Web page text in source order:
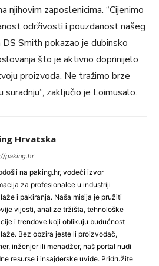
njihovim zaposlenicima. “Cijenimo
održivosti i pouzdanost našeg
Smith pokazao je dubinsko
što je aktivno doprinijelo
proizvoda. Ne tražimo brze
zaključio je Loimusalo.
Hrvatska
paking.hr
na paking.hr, vodeći izvor
za profesionalce u industriji
i pakiranja. Naša misija je pružiti
vijesti, analize tržišta, tehnološke
i trendove koji oblikuju budućnost
Bez obzira jeste li proizvođač,
inženjer ili menadžer, naš portal nudi
resurse i insajderske uvide. Pridružite